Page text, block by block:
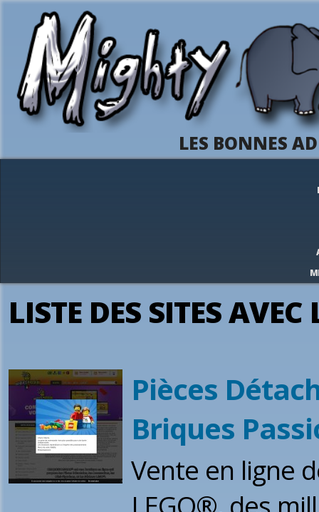
LES BONNES
LISTE DES SITES
Pièces
Briques
Vente en ligne